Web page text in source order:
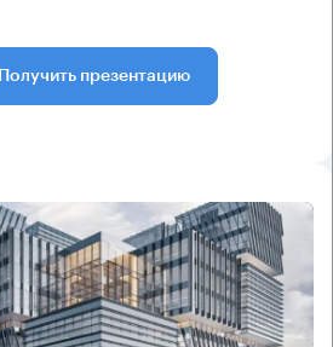
Получить презентацию